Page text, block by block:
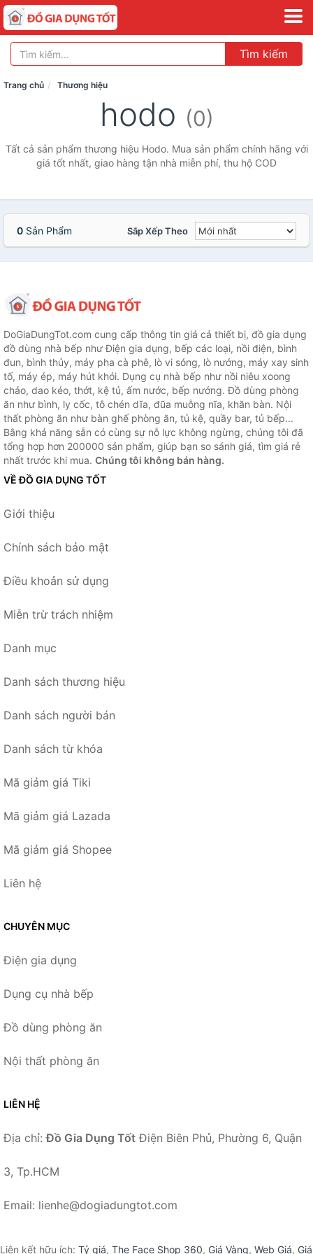
Tìm kiếm
Trang chủ Thương hiệu
hodo (0)
Tất cả sản phẩm thương hiệu Hodo. Mua sản phẩm chính hãng với
giá tốt nhất, giao hàng tận nhà miễn phí, thu hộ COD
0 Sản Phẩm Sắp Xếp Theo
DoGiaDungTot.com cung cấp thông tin giá cả thiết bị, đồ gia dụng
đồ dùng nhà bếp như Điện gia dụng, bếp các loại, nồi điện, bình
đun, bình thủy, máy pha cà phê, lò vi sóng, lò nướng, máy xay sinh
tố, máy ép, máy hút khói. Dụng cụ nhà bếp như nồi niêu xoong
chảo, dao kéo, thớt, kệ tủ, ấm nước, bếp nướng. Đồ dùng phòng
ăn như bình, ly cốc, tô chén dĩa, đũa muỗng nĩa, khăn bàn. Nội
thất phòng ăn như bàn ghế phòng ăn, tủ kệ, quầy bar, tủ bếp...
Bằng khả năng sẵn có cùng sự nỗ lực không ngừng, chúng tôi đã
tổng hợp hơn 200000 sản phẩm, giúp bạn so sánh giá, tìm giá rẻ
nhất trước khi mua. Chúng tôi không bán hàng.
VỀ ĐỒ GIA DỤNG TỐT
Giới thiệu
Chính sách bảo mật
Điều khoản sử dụng
Miễn trừ trách nhiệm
Danh mục
Danh sách thương hiệu
Danh sách người bán
Danh sách từ khóa
Mã giảm giá Tiki
Mã giảm giá Lazada
Mã giảm giá Shopee
Liên hệ
CHUYÊN MỤC
Điện gia dụng
Dụng cụ nhà bếp
Đồ dùng phòng ăn
Nội thất phòng ăn
LIÊN HỆ
Địa chỉ:Đồ Gia Dụng Tốt Điện Biên Phủ, Phường 6, Quận
3, Tp.HCM
Email: lienhe@dogiadungtot.com
Liên kết hữu ích: Tỷ giá, The Face Shop 360, Giá Vàng, Web Giá, Giá